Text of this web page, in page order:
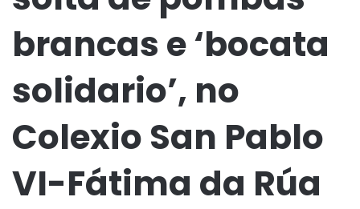
brancas e ‘bocata
solidario’, no
Colexio San Pablo
VI-Fátima da Rúa